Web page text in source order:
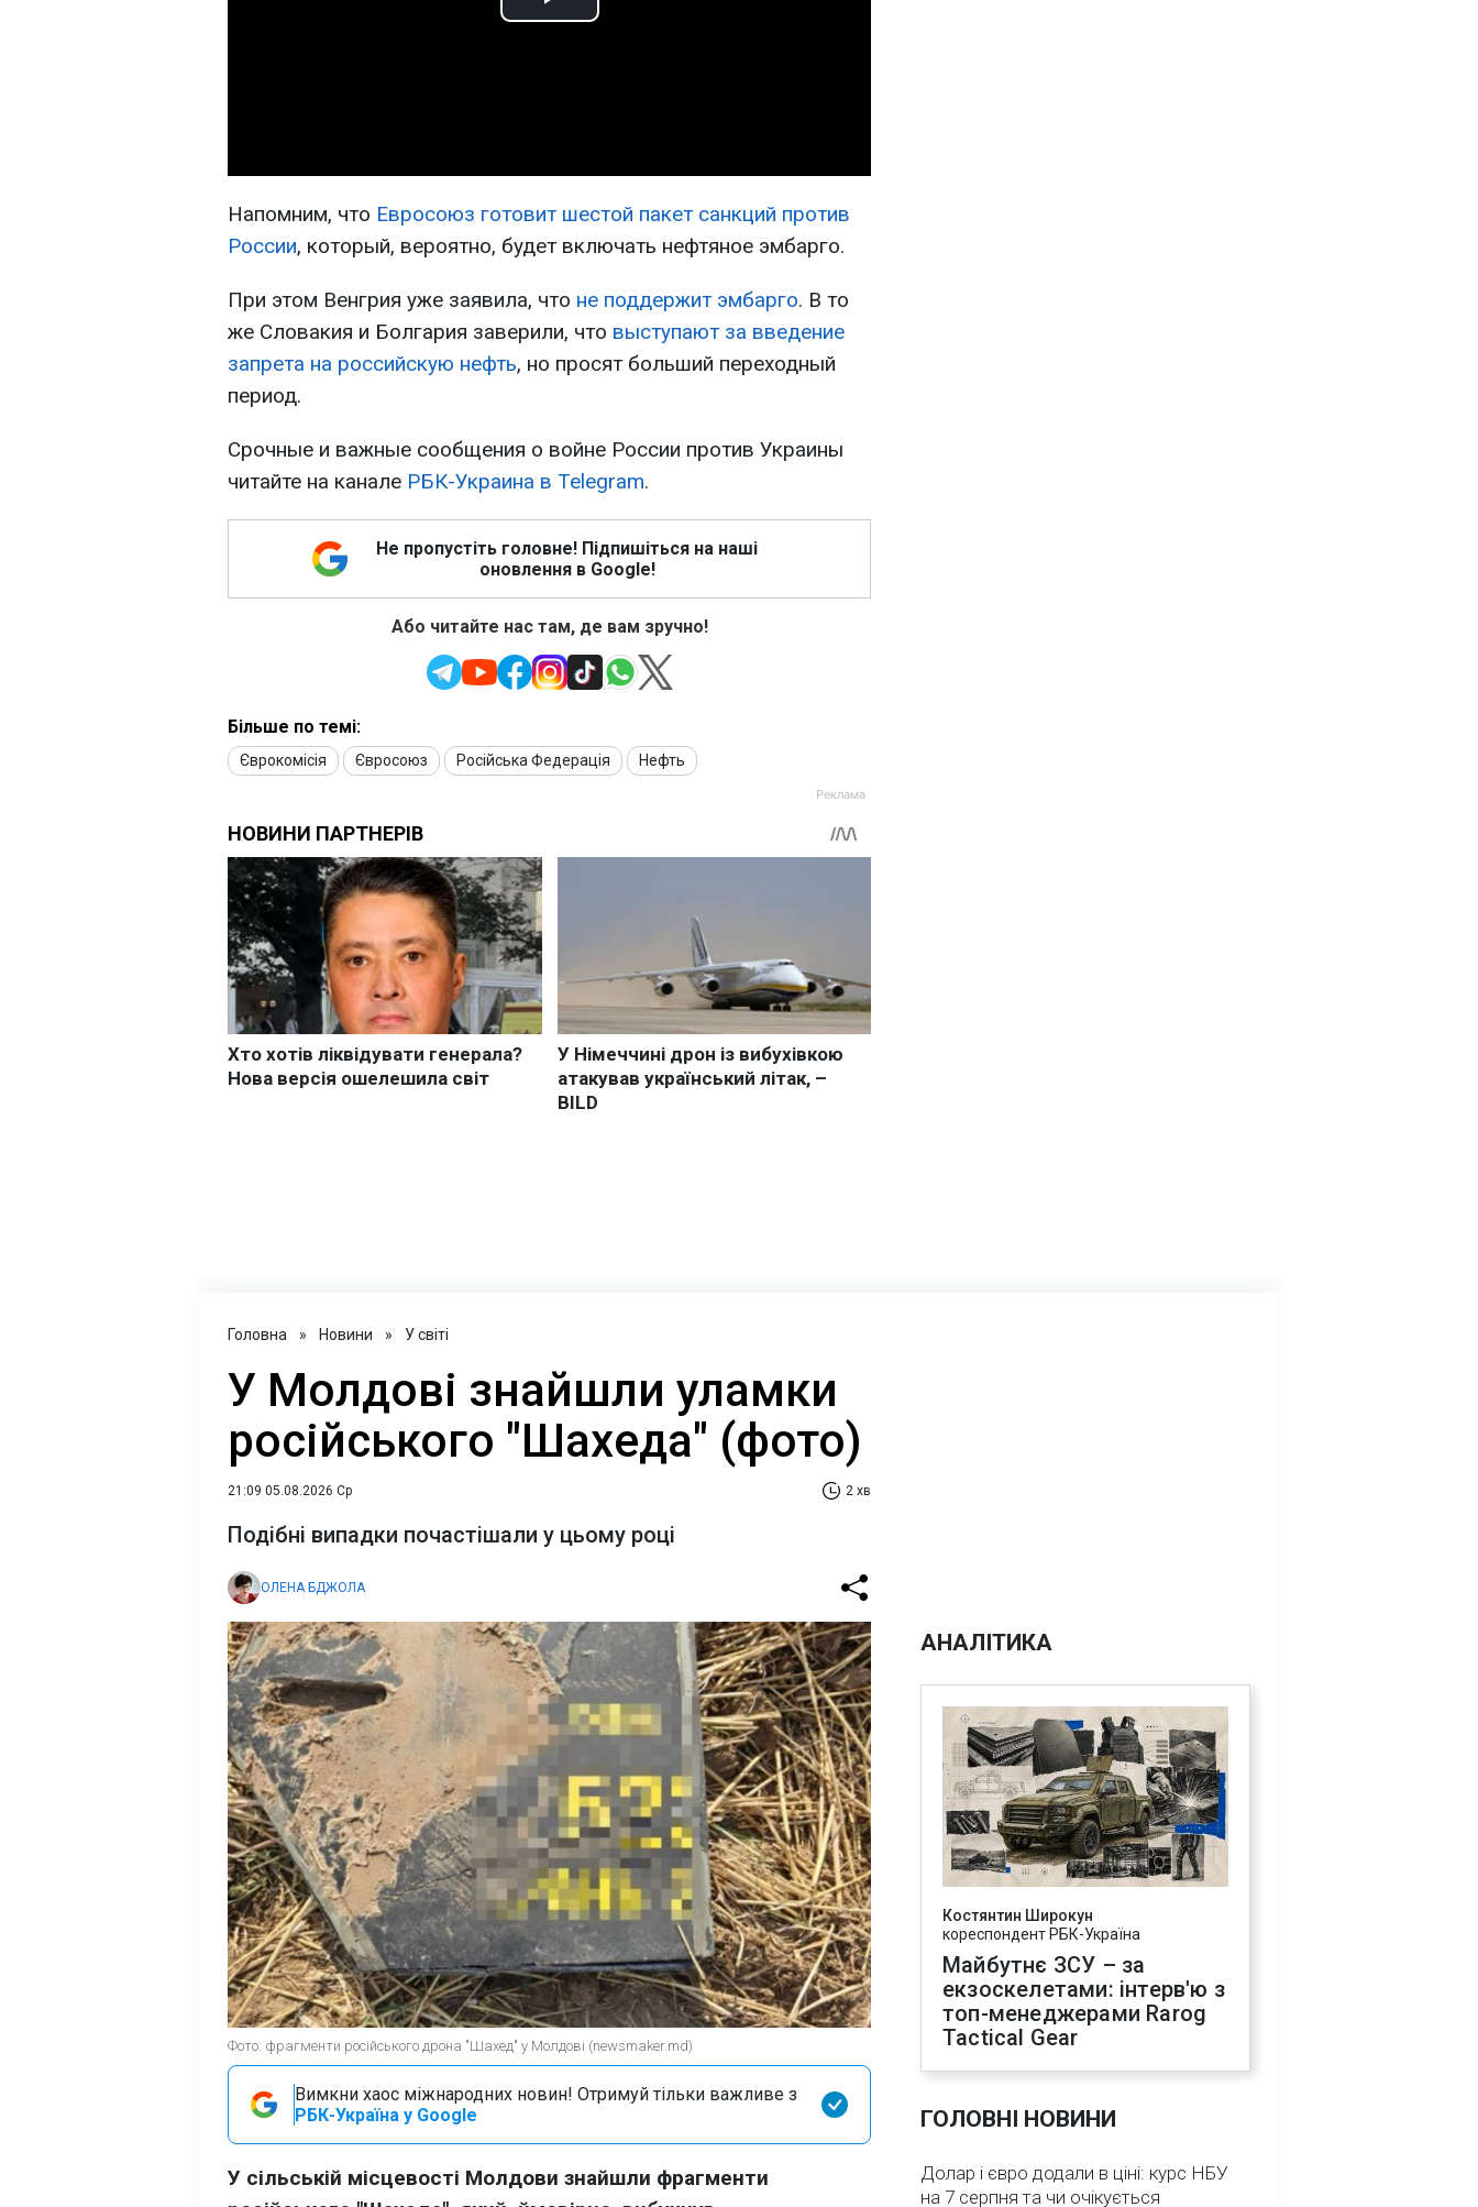
Play
Напомним, что Евросоюз готовит шестой пакет санкций против
России, который, вероятно, будет включать нефтяное эмбарго.
При этом Венгрия уже заявила, что не поддержит эмбарго. В то
же Словакия и Болгария заверили, что выступают за введение
запрета на российскую нефть, но просят больший переходный
период.
Срочные и важные сообщения о войне России против Украины
читайте на канале РБК-Украина в Telegram.
Не пропустіть головне! Підпишіться на наші
оновлення в Google!
Або читайте нас там, де вам зручно!
Більше по темі:
Єврокомісія Євросоюз Російська Федерація Нефть
Головна » Новини » У світі
У Молдові знайшли уламки
російського "Шахеда" (фото)
21:09 05.08.2026 Ср 2 хв
Подібні випадки почастішали у цьому році
ОЛЕНА БДЖОЛА
Фото: фрагменти російського дрона "Шахед" у Молдові (newsmaker.md)
Вимкни хаос міжнародних новин! Отримуй тільки важливе з
РБК-Україна у Google
У сільській місцевості Молдови знайшли фрагменти
АНАЛІТИКА
Костянтин Широкун
кореспондент РБК-Україна
Майбутнє ЗСУ – за
екзоскелетами: інтерв'ю з
топ-менеджерами Rarog
Tactical Gear
ГОЛОВНІ НОВИНИ
Долар і євро додали в ціні: курс НБУ
на 7 серпня та чи очікується